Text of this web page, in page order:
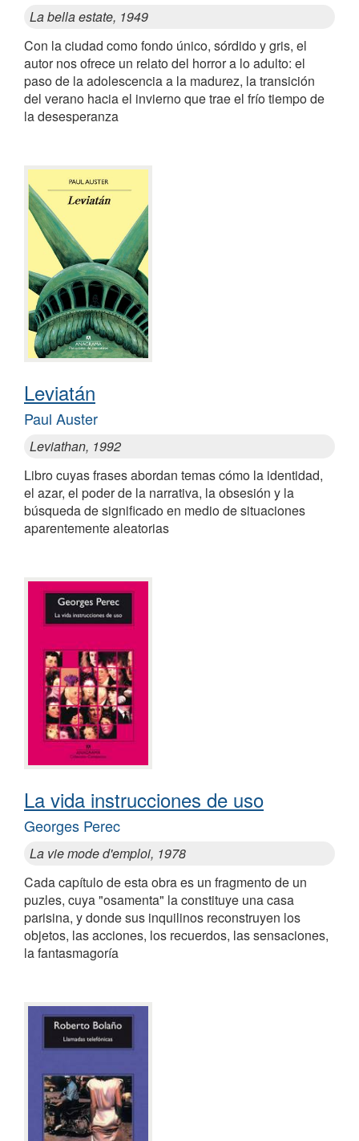
La bella estate, 1949
Con la ciudad como fondo único, sórdido y gris, el
autor nos ofrece un relato del horror a lo adulto: el
paso de la adolescencia a la madurez, la transición
del verano hacia el invierno que trae el frío tiempo de
la desesperanza
Leviatán
Paul Auster
Leviathan, 1992
Libro cuyas frases abordan temas cómo la identidad,
el azar, el poder de la narrativa, la obsesión y la
búsqueda de significado en medio de situaciones
aparentemente aleatorias
La vida instrucciones de uso
Georges Perec
La vie mode d'emploi, 1978
Cada capítulo de esta obra es un fragmento de un
puzles, cuya "osamenta" la constituye una casa
parisina, y donde sus inquilinos reconstruyen los
objetos, las acciones, los recuerdos, las sensaciones,
la fantasmagoría